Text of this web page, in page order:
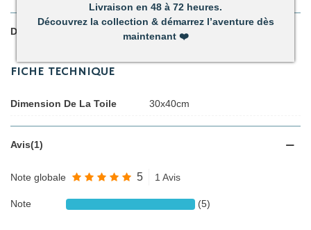
Détails du produit
FICHE TECHNIQUE
Dimension De La Toile 30x40cm
Avis(1)
Note globale 5 1 Avis
Note (5)
Livraison en 48 à 72 heures.
Découvrez la collection & démarrez l’aventure dès
maintenant❤️